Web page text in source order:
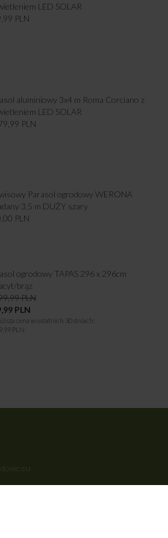
LED SOLAR
PLN
aluminiowy 3x4 m Roma Corciano z
LED SOLAR
PLN
Parasol ogrodowy WERONA
3.5 m DUŻY szary
PLN
ogrodowy TAPAS 296 x 296cm
brąz
PLN
PLN
cena w ostatnich 30 dniach:
PLN